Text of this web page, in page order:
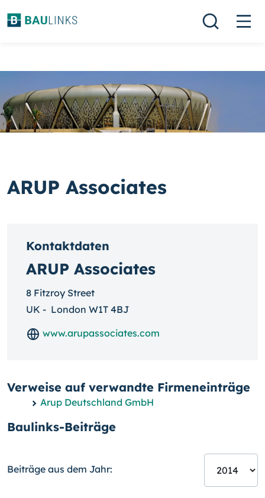
ARUP Associates
Kontaktdaten
ARUP Associates
8 Fitzroy Street
UK - London W1T 4BJ
www.arupassociates.com
Verweise auf verwandte Firmeneinträge
Arup Deutschland GmbH
Baulinks-Beiträge
Beiträge aus dem Jahr: